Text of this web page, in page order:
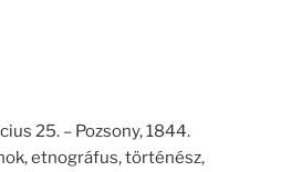
25. – Pozsony, 1844.
etnográfus, történész,